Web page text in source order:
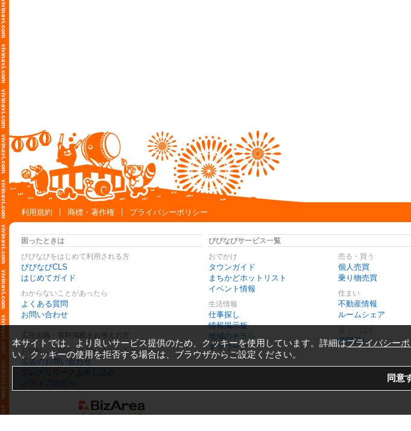
利用規約
商標・著作権 プライバシーポリシー
困ったときは
びびなびをはじめて利用される方
びびなびCLS
はじめてガイド
わからないことがあったら
よくある質問
お問い合わせ
お気軽にご相談・お問い合わせ下さい
広告のお問い合わせ
プレスリリースお申し込み
メディアの方へ
びびなびサービス一覧
おでかけ
タウンガイド
まちかどホットリスト
イベント情報
生活情報
仕事探し
情報掲示板
地域のチラシ
ギグワーク
売る・買う
個人売買
乗り物売買
住まい
不動産情報
ルームシェア
仲間探し
本サイトでは、より良いサービス提供のため、クッキーを使用しています。詳細はプライバシー
い。クッキーの使用を拒否する場合は、ブラウザからご設定ください。